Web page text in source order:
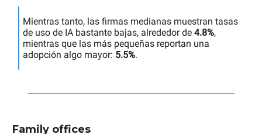
Mientras tanto, las firmas medianas muestran tasas
de uso de IA bastante bajas, alrededor de 4.8%,
mientras que las más pequeñas reportan una
adopción algo mayor: 5.5%.
Family offices